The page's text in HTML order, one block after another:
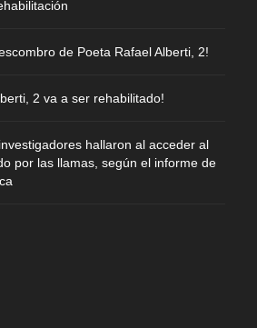
de Poeta Rafael Alberti, 2!
2 va a ser rehabilitado!
hallaron al acceder al
por las llamas, según el informe de